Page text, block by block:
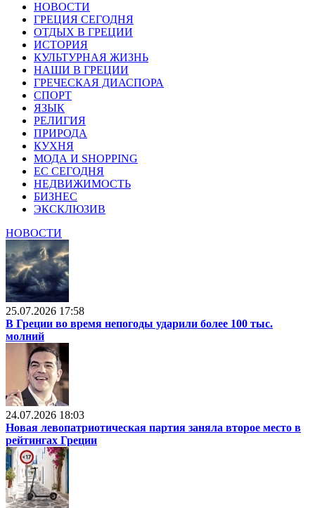
НОВОСТИ
ГРЕЦИЯ СЕГОДНЯ
ОТДЫХ В ГРЕЦИИ
ИСТОРИЯ
КУЛЬТУРНАЯ ЖИЗНЬ
НАШИ В ГРЕЦИИ
ГРЕЧЕСКАЯ ДИАСПОРА
СПОРТ
ЯЗЫК
РЕЛИГИЯ
ПРИРОДА
КУХНЯ
МОДА И SHOPPING
ЕС СЕГОДНЯ
НЕДВИЖИМОСТЬ
БИЗНЕС
ЭКСКЛЮЗИВ
НОВОСТИ
25.07.2026 17:58
В Греции во время непогоды ударили более 100 тыс.
молний
24.07.2026 18:03
Новая левопатриотическая партия заняла второе место в
рейтингах Греции